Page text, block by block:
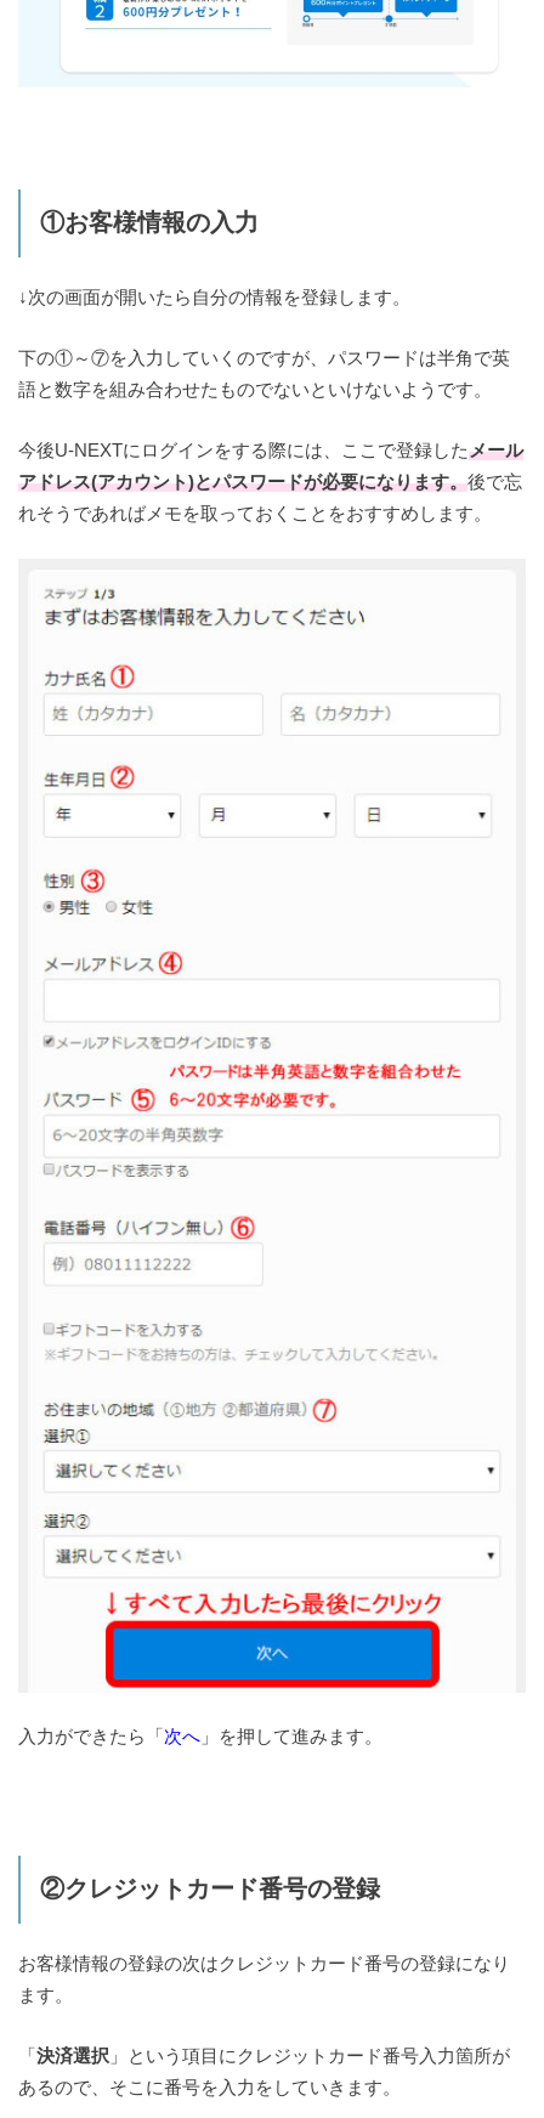
①お客様情報の入力
↓次の画面が開いたら自分の情報を登録します。
下の①～⑦を入力していくのですが、パスワードは半角で英
語と数字を組み合わせたものでないといけないようです。
今後U-NEXTにログインをする際には、ここで登録したメール
アドレス(アカウント)とパスワードが必要になります。後で忘
れそうであればメモを取っておくことをおすすめします。
入力ができたら「次へ 」を押して進みます。
②クレジットカード番号の登録
お客様情報の登録の次はクレジットカード番号の登録になり
ます。
「決済選択 」という項目にクレジットカード番号入力箇所が
あるので、そこに番号を入力をしていきます。